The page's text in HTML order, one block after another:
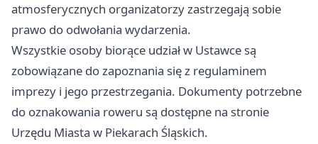
atmosferycznych organizatorzy zastrzegają sobie
prawo do odwołania wydarzenia.
Wszystkie osoby biorące udział w Ustawce są
zobowiązane do zapoznania się z regulaminem
imprezy i jego przestrzegania. Dokumenty potrzebne
do oznakowania roweru są dostępne na stronie
Urzędu Miasta w Piekarach Śląskich.